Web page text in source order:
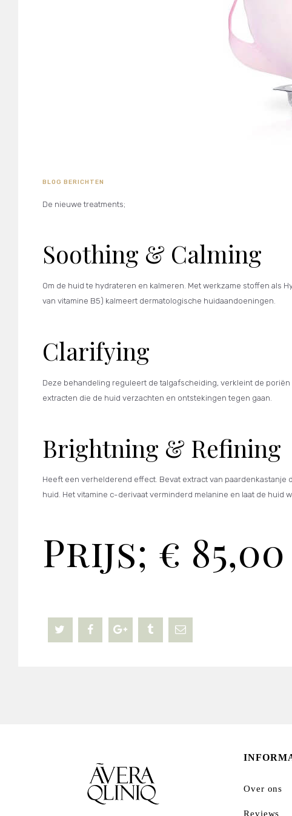
BLOG BERICHTEN
De nieuwe treatments;
Soothing & Calming
Om de huid te hydrateren en kalmeren. Met werkzame stoffen als
van vitamine B5) kalmeert dermatologische huidaandoeningen.
Clarifying
Deze behandeling reguleert de talgafscheiding, verkleint de
extracten die de huid verzachten en ontstekingen tegen gaan.
Brightning & Refining
Heeft een verhelderend effect. Bevat extract van
huid. Het vitamine c-derivaat verminderd melanine en laat de huid
Prijs; € 85,00
Over ons
Reviews